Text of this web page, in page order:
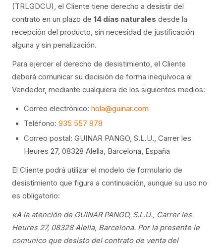
(TRLGDCU), el Cliente tiene derecho a desistir del
contrato en un plazo de 14 días naturales desde la
recepción del producto, sin necesidad de justificación
alguna y sin penalización.
Para ejercer el derecho de desistimiento, el Cliente
deberá comunicar su decisión de forma inequívoca al
Vendedor, mediante cualquiera de los siguientes medios:
Correo electrónico: hola@guinar.com
Teléfono: 935 557 878
Correo postal: GUINAR PANGO, S.L.U., Carrer les
Heures 27, 08328 Alella, Barcelona, España
El Cliente podrá utilizar el modelo de formulario de
desistimiento que figura a continuación, aunque su uso no
es obligatorio:
«A la atención de GUINAR PANGO, S.L.U., Carrer les
Heures 27, 08328 Alella, Barcelona. Por la presente le
comunico que desisto del contrato de venta del